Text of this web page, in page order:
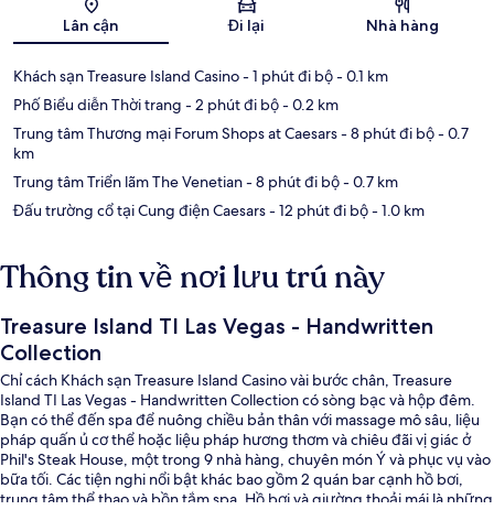
Bản đồ
Lân cận Đi lại Nhà hàng
Khách sạn Treasure Island Casino- 1 phút đi bộ- 0.1 km
Phố Biểu diễn Thời trang - 2 phút đi bộ- 0.2 km
Trung tâm Thương mại Forum Shops at Caesars- 8 phút đi bộ- 0.7
km
Trung tâm Triển lãm The Venetian- 8 phút đi bộ- 0.7 km
Đấu trường cổ tại Cung điện Caesars- 12 phút đi bộ- 1.0 km
Thông tin về nơi lưu trú này
Treasure Island TI Las Vegas - Handwritten
Collection
Chỉ cách Khách sạn Treasure Island Casino vài bước chân, Treasure
Island TI Las Vegas - Handwritten Collection có sòng bạc và hộp đêm.
Bạn có thể đến spa để nuông chiều bản thân với massage mô sâu, liệu
pháp quấn ủ cơ thể hoặc liệu pháp hương thơm và chiêu đãi vị giác ở
Phil's Steak House, một trong 9 nhà hàng, chuyên món Ý và phục vụ vào
bữa tối. Các tiện nghi nổi bật khác bao gồm 2 quán bar cạnh hồ bơi,
trung tâm thể thao và bồn tắm spa. Hồ bơi và giường thoải mái là những